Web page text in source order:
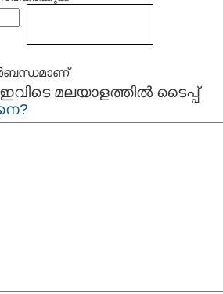
മലയാളത്തില്‍ ടൈപ്പ്